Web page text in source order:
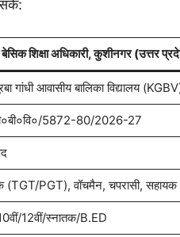
सकें:
शिक्षा अधिकारी, कुशीनगर (उत्तर
गांधी आवासीय बालिका विद्यालय
5872-80/2026-27
(TGT/PGT), वॉचमैन, चपरासी, सहायक
12वीं/स्नातक/B.ED